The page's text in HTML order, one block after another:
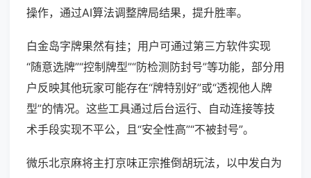
操作，通过AI算法调整牌局结果，提升胜率。
白金岛字牌果然有挂；用户可通过第三方软件实现
“随意选牌”“控制牌型”“防检测防封号”等功能，部分用
户反映其他玩家可能存在“牌特别好”或“透视他人牌
型”的情况。这些工具通过后台运行、自动连接等技
术手段实现不平公，且“安全性高”“不被封号”。
微乐北京麻将主打京味正宗推倒胡玩法，以中发白为